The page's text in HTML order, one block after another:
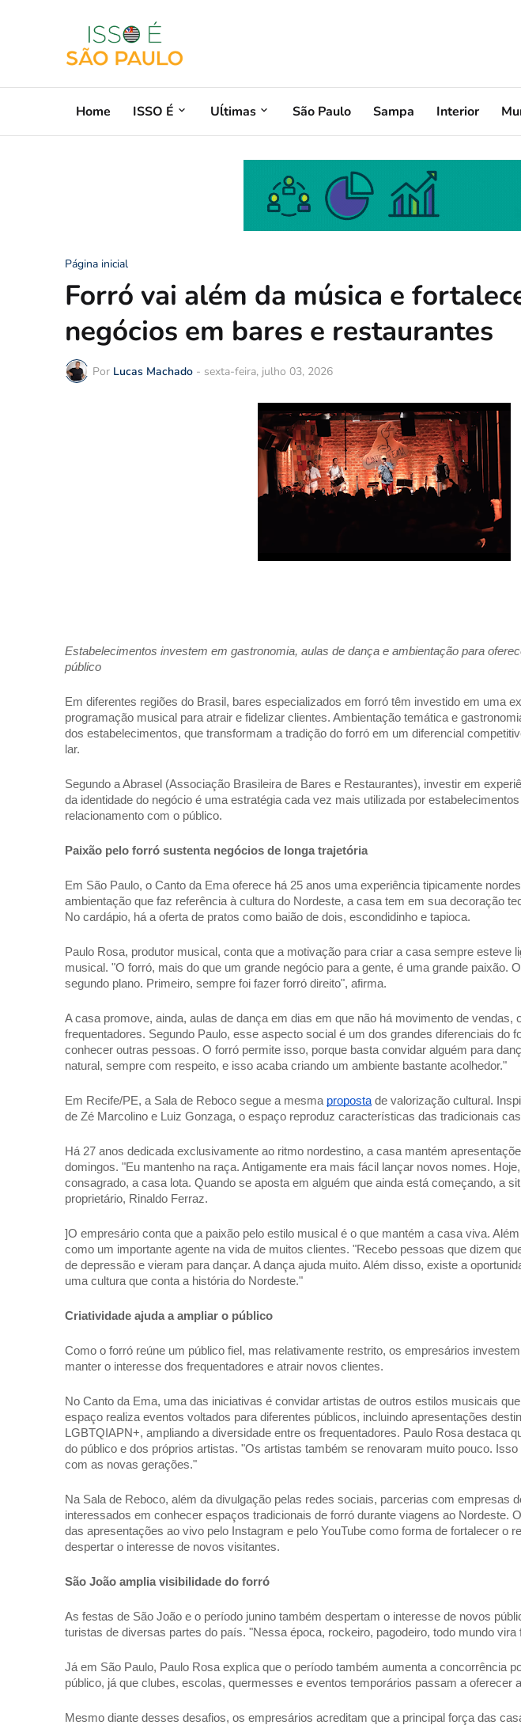
Home ISSO É Uĺtimas São Paulo Sampa Interior
Página inicial
Forró vai além da música e
negócios em bares e restaurantes
Por Lucas Machado - sexta-feira, julho 03, 2026
Estabelecimentos investem em gastronomia, aulas de dança e ambientação para
público
Em diferentes regiões do Brasil, bares especializados em forró têm investido em uma
programação musical para atrair e fidelizar clientes. Ambientação temática e
dos estabelecimentos, que transformam a tradição do forró em um diferencial
lar.
Segundo a Abrasel (Associação Brasileira de Bares e Restaurantes), investir em
da identidade do negócio é uma estratégia cada vez mais utilizada por
relacionamento com o público.
Paixão pelo forró sustenta negócios de longa trajetória
Em São Paulo, o Canto da Ema oferece há 25 anos uma experiência tipicamente
ambientação que faz referência à cultura do Nordeste, a casa tem em sua decoração
No cardápio, há a oferta de pratos como baião de dois, escondidinho e tapioca.
Paulo Rosa, produtor musical, conta que a motivação para criar a casa sempre esteve
musical. "O forró, mais do que um grande negócio para a gente, é uma grande paixão.
segundo plano. Primeiro, sempre foi fazer forró direito", afirma.
A casa promove, ainda, aulas de dança em dias em que não há movimento de vendas,
frequentadores. Segundo Paulo, esse aspecto social é um dos grandes diferenciais do
conhecer outras pessoas. O forró permite isso, porque basta convidar alguém para
natural, sempre com respeito, e isso acaba criando um ambiente bastante acolhedor."
Em Recife/PE, a Sala de Reboco segue a mesma proposta de valorização cultural.
de Zé Marcolino e Luiz Gonzaga, o espaço reproduz características das tradicionais
Há 27 anos dedicada exclusivamente ao ritmo nordestino, a casa mantém
domingos. "Eu mantenho na raça. Antigamente era mais fácil lançar novos nomes.
consagrado, a casa lota. Quando se aposta em alguém que ainda está começando, a
proprietário, Rinaldo Ferraz.
]O empresário conta que a paixão pelo estilo musical é o que mantém a casa viva.
como um importante agente na vida de muitos clientes. "Recebo pessoas que dizem
de depressão e vieram para dançar. A dança ajuda muito. Além disso, existe a
uma cultura que conta a história do Nordeste."
Criatividade ajuda a ampliar o público
Como o forró reúne um público fiel, mas relativamente restrito, os empresários
manter o interesse dos frequentadores e atrair novos clientes.
No Canto da Ema, uma das iniciativas é convidar artistas de outros estilos musicais
espaço realiza eventos voltados para diferentes públicos, incluindo apresentações
LGBTQIAPN+, ampliando a diversidade entre os frequentadores. Paulo Rosa destaca
do público e dos próprios artistas. "Os artistas também se renovaram muito pouco.
com as novas gerações."
Na Sala de Reboco, além da divulgação pelas redes sociais, parcerias com empresas
interessados em conhecer espaços tradicionais de forró durante viagens ao Nordeste.
das apresentações ao vivo pelo Instagram e pelo YouTube como forma de fortalecer o
despertar o interesse de novos visitantes.
São João amplia visibilidade do forró
As festas de São João e o período junino também despertam o interesse de novos
turistas de diversas partes do país. "Nessa época, rockeiro, pagodeiro, todo mundo vira
Já em São Paulo, Paulo Rosa explica que o período também aumenta a concorrência
público, já que clubes, escolas, quermesses e eventos temporários passam a oferecer
Mesmo diante desses desafios, os empresários acreditam que a principal força das